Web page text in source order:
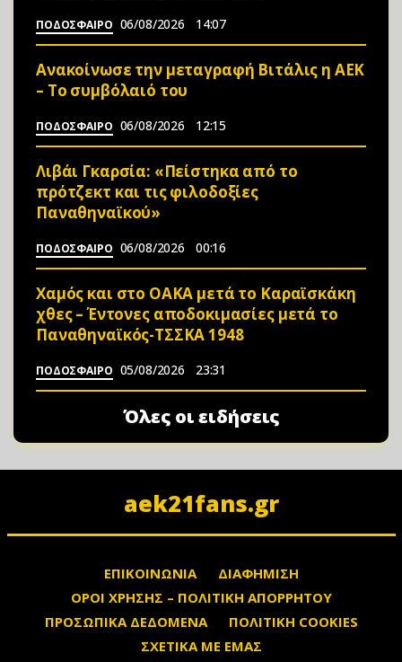
ΠΟΔΟΣΦΑΙΡΟ 06/08/2026 14:07
Ανακοίνωσε την μεταγραφή Βιτάλις η ΑΕΚ
– Το συμβόλαιό του
ΠΟΔΟΣΦΑΙΡΟ 06/08/2026 12:15
Λιβάι Γκαρσία: «Πείστηκα από το
πρότζεκτ και τις φιλοδοξίες
Παναθηναϊκού»
ΠΟΔΟΣΦΑΙΡΟ 06/08/2026 00:16
Χαμός και στο ΟΑΚΑ μετά το Καραϊσκάκη
χθες – Έντονες αποδοκιμασίες μετά το
Παναθηναϊκός-ΤΣΣΚΑ 1948
ΠΟΔΟΣΦΑΙΡΟ 05/08/2026 23:31
Όλες οι ειδήσεις
aek21fans.gr
ΕΠΙΚΟΙΝΩΝΙΑ
ΔΙΑΦΗΜΙΣΗ
ΟΡΟΙ ΧΡΗΣΗΣ – ΠΟΛΙΤΙΚΗ ΑΠΟΡΡΗΤΟΥ
ΠΡΟΣΩΠΙΚΑ ΔΕΔΟΜΕΝΑ
ΠΟΛΙΤΙΚΗ COOKIES
ΣΧΕΤΙΚΑ ΜΕ ΕΜΑΣ